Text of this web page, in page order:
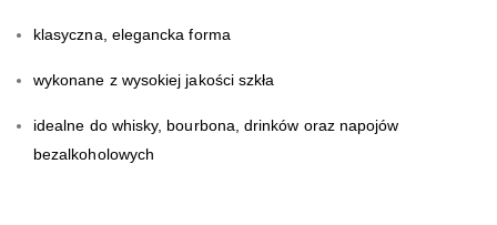
klasyczna, elegancka forma
wykonane z wysokiej jakości szkła
idealne do whisky, bourbona, drinków oraz napojów
bezalkoholowych